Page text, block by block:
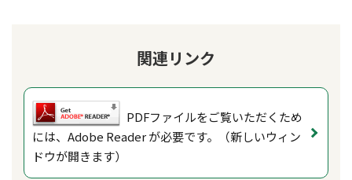
関連リンク
PDFファイルをご覧いただくため
には、Adobe Reader が必要です。（新しいウィン
ドウが開きます）